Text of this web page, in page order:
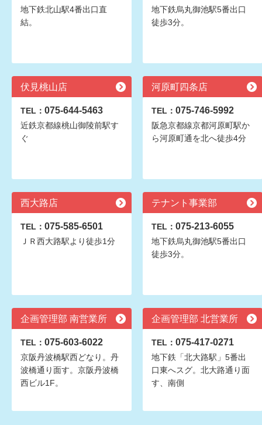
地下鉄北山駅4番出口直
結。
地下鉄烏丸御池駅5番出口
徒歩3分。
伏見桃山店
TEL： 075-644-5463
近鉄京都線桃山御陵前駅す
ぐ
河原町四条店
TEL： 075-746-5992
阪急京都線京都河原町駅か
ら河原町通を北へ徒歩4分
西大路店
TEL： 075-585-6501
ＪＲ西大路駅より徒歩1分
テナント事業部
TEL： 075-213-6055
地下鉄烏丸御池駅5番出口
徒歩3分。
企画管理部 南営業所
TEL： 075-603-6022
京阪丹波橋駅西どなり。丹
波橋通り面す。京阪丹波橋
西ビル1F。
企画管理部 北営業所
TEL： 075-417-0271
地下鉄「北大路駅」5番出
口東へスグ。北大路通り面
す、南側